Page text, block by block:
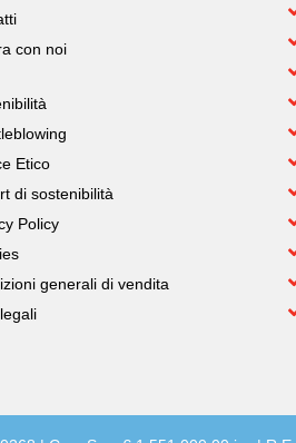
con noi
Etico
di sostenibilità
Policy
generali di vendita